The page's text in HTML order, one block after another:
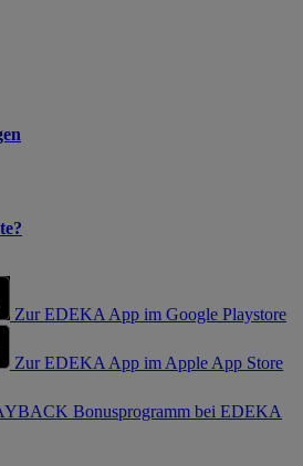
Zur EDEKA App im Google Playstore
Zur EDEKA App im Apple App Store
Bonusprogramm bei EDEKA